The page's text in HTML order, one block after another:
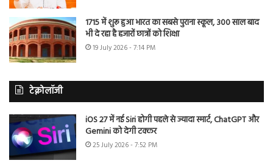
1715 में शुरू हुआ भारत का सबसे पुराना स्कूल, 300 साल बाद
भी दे रहा है हजारों छात्रों को शिक्षा
19 July 2026 - 7:14 PM
टेक्नोलॉजी
iOS 27 में नई Siri होगी पहले से ज्यादा स्मार्ट, ChatGPT और
Gemini को देगी टक्कर
25 July 2026 - 7:52 PM